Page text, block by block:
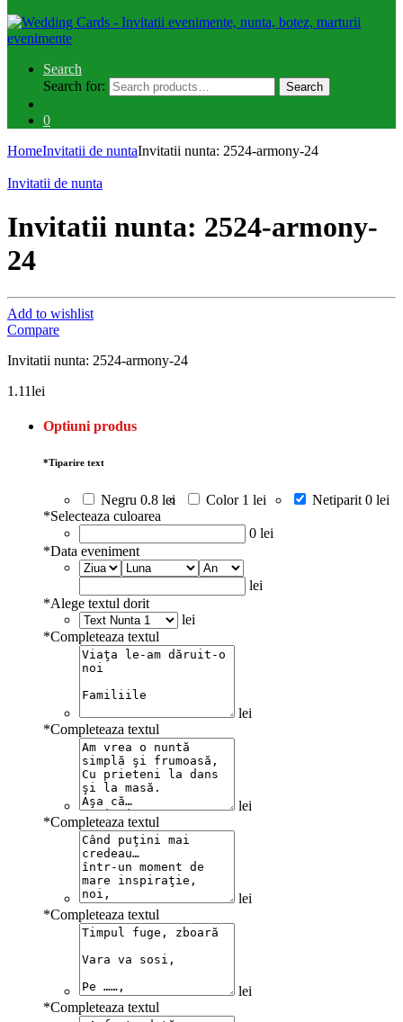
Search
Search for:
Search
0
HomeInvitatii de nuntaInvitatii nunta: 2524-armony-24
Invitatii de nunta
Invitatii nunta: 2524-armony-
24
Add to wishlist
Compare
Invitatii nunta: 2524-armony-24
1.11lei
Optiuni produs
*Tiparire text
Negru 0.8 lei Color 1 lei Netiparit 0 lei
*Selecteaza culoarea
0 lei
*Data eveniment
lei
*Alege textul dorit
lei
*Completeaza textul
lei
*Completeaza textul
lei
*Completeaza textul
lei
*Completeaza textul
lei
*Completeaza textul